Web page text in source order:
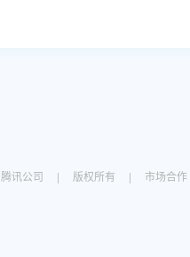
腾讯公司 | 版权所有 | 市场合作